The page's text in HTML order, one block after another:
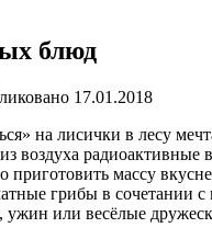
блюд
17.01.2018
на лисички в лесу
воздуха
массу
грибы в сочетании
или весёлые